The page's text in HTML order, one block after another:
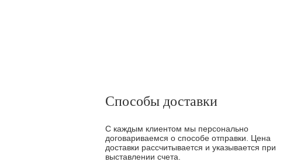
Способы доставки
С каждым клиентом мы персонально
договариваемся о способе отправки. Цена
доставки рассчитывается и указывается при
выставлении счета.